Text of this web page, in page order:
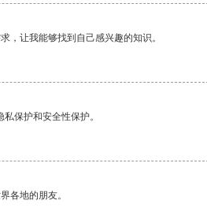
，让我能够找到自己感兴趣的知识。
保护和安全性保护。
各地的朋友。